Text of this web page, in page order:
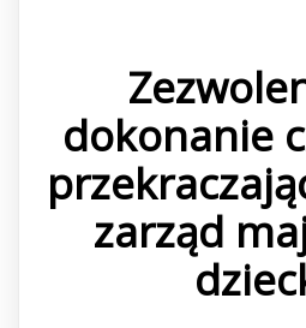
dokonanie
zarząd